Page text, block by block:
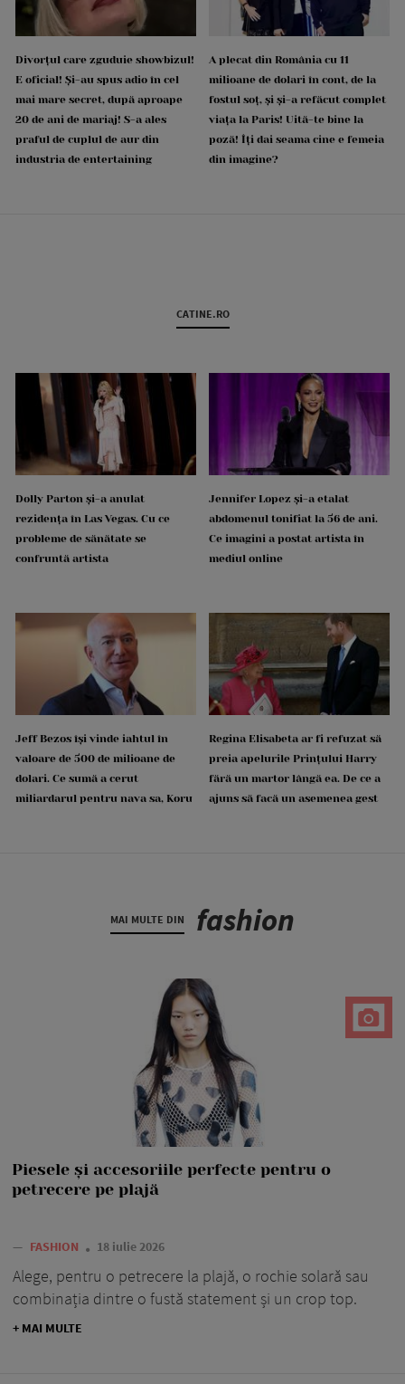
Divorțul care zguduie showbizul!
E oficial! Și-au spus adio în cel
mai mare secret, după aproape
20 de ani de mariaj! S-a ales
praful de cuplul de aur din
industria de entertaining
A plecat din România cu 11
milioane de dolari în cont, de la
fostul soț, și și-a refăcut complet
viața la Paris! Uită-te bine la
poză! Îți dai seama cine e femeia
din imagine?
CATINE.RO
Dolly Parton și-a anulat
rezidența în Las Vegas. Cu ce
probleme de sănătate se
confruntă artista
Jennifer Lopez și-a etalat
abdomenul tonifiat la 56 de ani.
Ce imagini a postat artista în
mediul online
Jeff Bezos își vinde iahtul în
valoare de 500 de milioane de
dolari. Ce sumă a cerut
miliardarul pentru nava sa, Koru
Regina Elisabeta ar fi refuzat să
preia apelurile Prințului Harry
fără un martor lângă ea. De ce a
ajuns să facă un asemenea gest
MAI MULTE DIN fashion
Piesele și accesoriile perfecte pentru o
petrecere pe plajă
— FASHION 18 iulie 2026
Alege, pentru o petrecere la plajă, o rochie solară sau
combinația dintre o fustă statement și un crop top.
+ MAI MULTE